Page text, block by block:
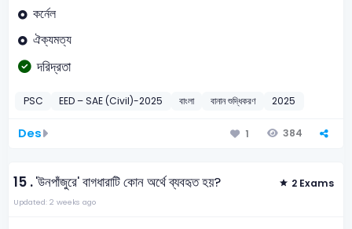
কর্নেল
ঐক্যমত্য
দরিদ্রতা
PSC EED – SAE (Civil)-2025 বাংলা বানান শুদ্ধিকরণ 2025
Des 1 384
15 .'উনপাঁজুরে' বাগধারাটি কোন অর্থে ব্যবহৃত হয়? 2 Exams
Updated: 2 weeks ago